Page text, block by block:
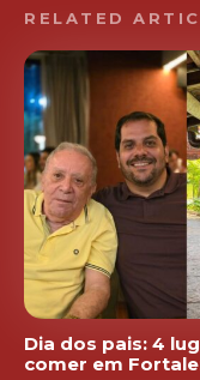
RELATED
Dia dos pais: 4
comer em